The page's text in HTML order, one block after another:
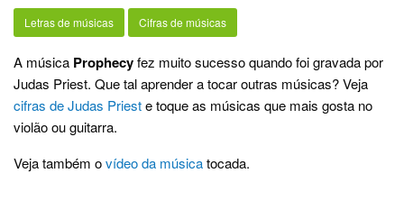
Letras de músicas Cifras de músicas
A música Prophecyfez muito sucesso quando foi gravada por
Judas Priest. Que tal aprender a tocar outras músicas? Veja
cifras de Judas Prieste toque as músicas que mais gosta no
violão ou guitarra.
Veja também ovídeo da músicatocada.